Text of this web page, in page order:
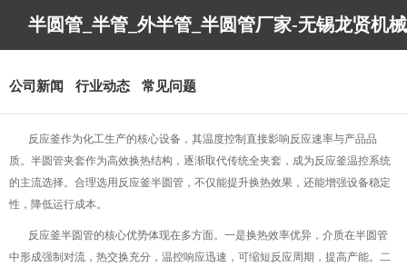
半圆管_半管_外半管_半圆管厂家-无锡龙贤机械
制造有限公司
公司新闻 行业动态 常见问题
反应釜作为化工生产的核心设备，其温度控制直接影响反应速率与产品品
质。半圆管夹套作为高效换热结构，逐渐取代传统全夹套，成为反应釜温控系统
的主流选择。合理选用反应釜半圆管，不仅能提升换热效果，还能增强设备稳定
性，降低运行成本。
反应釜半圆管的核心优势体现在多方面。一是换热效率优异，介质在半圆管
中形成强制对流，热交换充分，温控响应迅速，可缩短反应周期，提高产能。二